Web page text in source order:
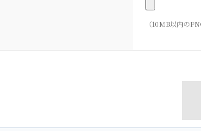
（10MB以内の